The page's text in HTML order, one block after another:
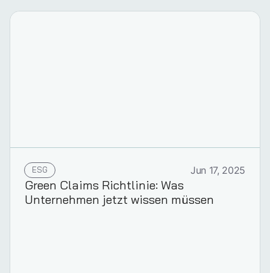
ESG Jun 17, 2025
Green Claims Richtlinie: Was
Unternehmen jetzt wissen müssen